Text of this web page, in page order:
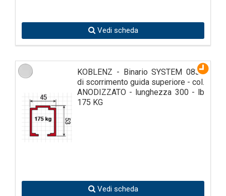
Vedi scheda
KOBLENZ - Binario SYSTEM 0830
di scorrimento guida superiore - col.
ANODIZZATO - lunghezza 300 - lb
175 KG
Vedi scheda